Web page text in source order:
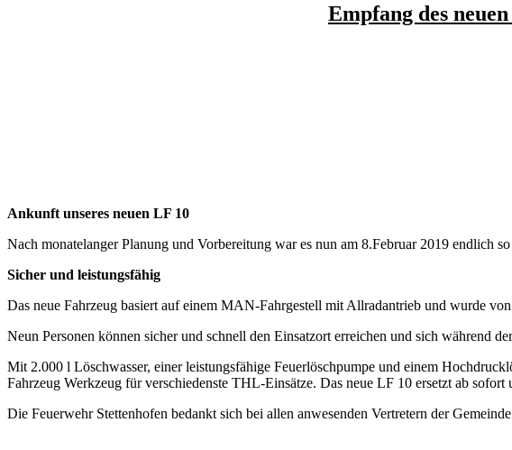
Empfang des
Ankunft unseres neuen LF 10
Nach monatelanger Planung und Vorbereitung war es nun am 8.Februar 2019 endlich
Sicher und leistungsfähig
Das neue Fahrzeug basiert auf einem MAN-Fahrgestell mit Allradantrieb und wurde
Neun Personen können sicher und schnell den Einsatzort erreichen und sich während
Mit 2.000 l Löschwasser, einer leistungsfähige Feuerlöschpumpe und einem
Fahrzeug Werkzeug für verschiedenste THL-Einsätze. Das neue LF 10 ersetzt ab
Die Feuerwehr Stettenhofen bedankt sich bei allen anwesenden Vertretern der